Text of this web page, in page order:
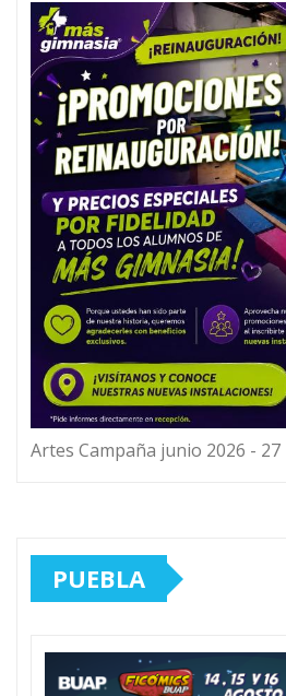
Artes Campaña junio 2026 - 27
PUEBLA